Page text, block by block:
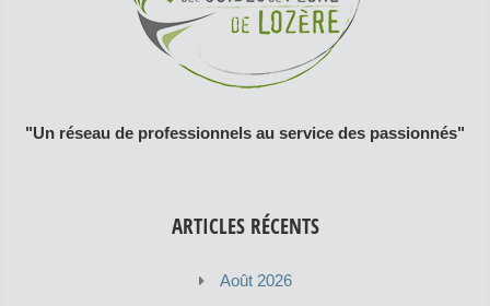
"Un réseau de professionnels au service des passionnés"
ARTICLES RÉCENTS
Août 2026